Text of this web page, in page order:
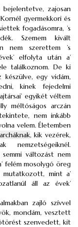
zajosan
gyermekkori és
fogadásomra, ’s
Szemem kivált
nem szerettem ’s
elfolyta után a’
találkoznom. De ki
készülve, egy vidám,
kinek fejedelmi
egyikét véltem
méltóságos arczán
nem inkább
velem. Életemben
, kik vezérek,
nemzetségeiknél.
változást nem
felém mosolygó öreg
mint a’
áll az évek’
zajló szívvel
mondám, vesztett
szenvedett, kit